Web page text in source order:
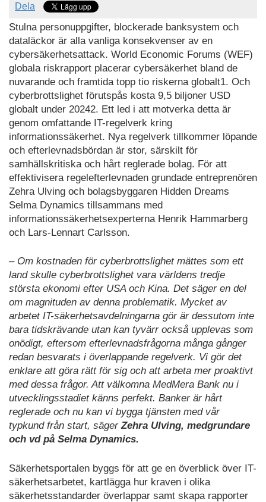
Dela
Stulna personuppgifter, blockerade banksystem och
dataläckor är alla vanliga konsekvenser av en
cybersäkerhetsattack. World Economic Forums (WEF)
globala riskrapport placerar cybersäkerhet bland de
nuvarande och framtida topp tio riskerna globalt1. Och
cyberbrottslighet förutspås kosta 9,5 biljoner USD
globalt under 20242. Ett led i att motverka detta är
genom omfattande IT-regelverk kring
informationssäkerhet. Nya regelverk tillkommer löpande
och efterlevnadsbördan är stor, särskilt för
samhällskritiska och hårt reglerade bolag. För att
effektivisera regelefterlevnaden grundade entreprenören
Zehra Ulving och bolagsbyggaren Hidden Dreams
Selma Dynamics tillsammans med
informationssäkerhetsexperterna Henrik Hammarberg
och Lars-Lennart Carlsson.
– Om kostnaden för cyberbrottslighet mättes som ett
land skulle cyberbrottslighet vara världens tredje
största ekonomi efter USA och Kina. Det säger en del
om magnituden av denna problematik. Mycket av
arbetet IT-säkerhetsavdelningarna gör är dessutom inte
bara tidskrävande utan kan tyvärr också upplevas som
onödigt, eftersom efterlevnadsfrågorna många gånger
redan besvarats i överlappande regelverk. Vi gör det
enklare att göra rätt för sig och att arbeta mer proaktivt
med dessa frågor. Att välkomna MedMera Bank nu i
utvecklingsstadiet känns perfekt. Banker är hårt
reglerade och nu kan vi bygga tjänsten med vår
typkund från start, sägerZehra Ulving, medgrundare
och vd på Selma Dynamics.
Säkerhetsportalen byggs för att ge en överblick över IT-
säkerhetsarbetet, kartlägga hur kraven i olika
säkerhetsstandarder överlappar samt skapa rapporter